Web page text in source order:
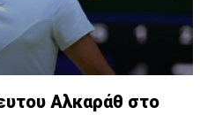
Αλκαράθ στο